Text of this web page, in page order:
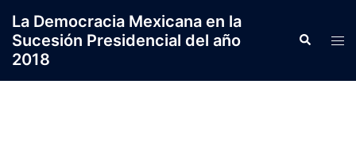
contenido
La Democracia Mexicana en la
Sucesión Presidencial del año
2018
Search